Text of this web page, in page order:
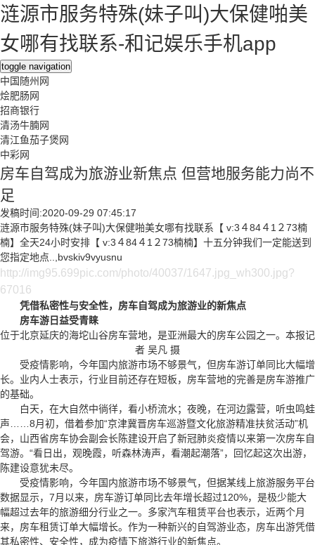
涟源市服务特殊(妹子叫)大保健啪美
女哪有找联系-和记娱乐手机app
toggle navigation
中国随州网
烩肥肠网
招商银行
清汤牛腩网
清江鱼茄子煲网
中彩网
房车自驾成为旅游业新焦点 但营地服务能力尚不
足
发稿时间:2020-09-29 07:45:17
涟源市服务特殊(妹子叫)大保健啪美女哪有找联系【 v:3４84４1２73楠
楠】全天24小时安排【 v:3４84４1２73楠楠】十五分钟我们一定能送到
您指定地点..,bvskiv9vyusnu
http://img95.699pic.com/photo/40037/1647.jpg_wh300.jpg?
67016
凭借私密性与安全性，房车自驾成为旅游业的新焦点
房车游日益受青睐
位于北京延庆的海坨山谷房车营地，是亚洲最大的房车公园之一。本报记
者 吴凡 摄
受疫情影响，今年国内旅游市场不够景气，但房车游订单同比大幅增
长。业内人士表示，行业目前还存在短板，房车营地的完善是房车游推广
的基础。
白天，在大自然中徜徉，看小桥流水；夜晚，在河边露营，听虫鸣蛙
声……8月初，借着参加“京津冀晋房车巡游暨文化旅游精准扶贫活动”机
会，山西省房车协会副会长陈建设开启了新冠肺炎疫情以来第一次房车自
驾游。“看日出，观晚霞，听森林涛声，看潮起潮落”，回忆起这次出游，
陈建设意犹未尽。
受疫情影响，今年国内旅游市场不够景气，但据某线上旅游服务平台
数据显示，7月以来，房车游订单同比去年增长超过120%，是极少能大
幅超过去年的旅游细分行业之一。多家汽车租赁平台也表示，近两个月
来，房车租赁订单大幅增长。作为一种新兴的自驾游业态，房车出游凭借
其私密性、安全性，成为疫情下旅游行业的新焦点。